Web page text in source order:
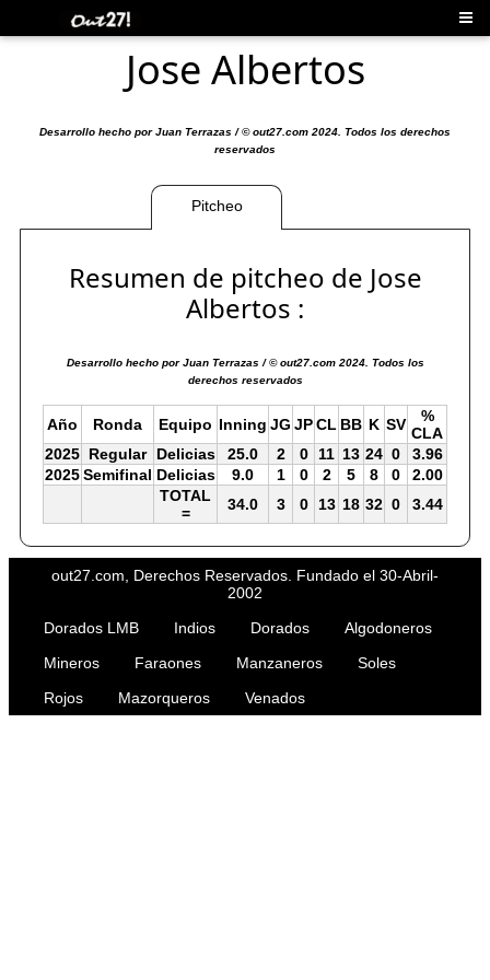
Jose Albertos
Desarrollo hecho por Juan Terrazas / © out27.com 2024. Todos los derechos
reservados
Pitcheo
Resumen de pitcheo de Jose
Albertos :
Desarrollo hecho por Juan Terrazas / © out27.com 2024. Todos los
derechos reservados
Año Ronda Equipo Inning JG JPCL BB K SV
%
CLA
2025 Regular Delicias 25.0 2 0 11 13 24 0
3.96
2025Semifinal Delicias 9.0 1 0 2 5 8 0
2.00
TOTAL
=
34.0 3 0 13 18 32 0 3.44
out27.com, Derechos Reservados. Fundado el 30-Abril-
2002
Dorados LMB
Indios Dorados
Algodoneros
Mineros
Faraones Manzaneros
Soles
Rojos
Mazorqueros Venados